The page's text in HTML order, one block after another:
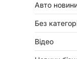
Авто
Без
Відео